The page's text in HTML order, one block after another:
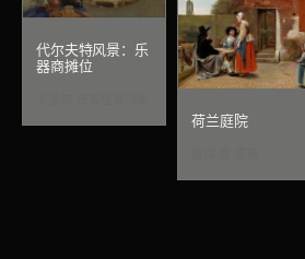
代尔夫特风景：乐
器商摊位
荷兰庭院